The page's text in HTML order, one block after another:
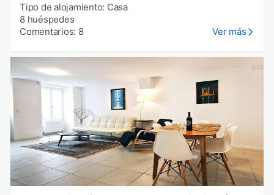
Tipo de alojamiento: Casa
8 huéspedes
Comentarios: 8
Ver más